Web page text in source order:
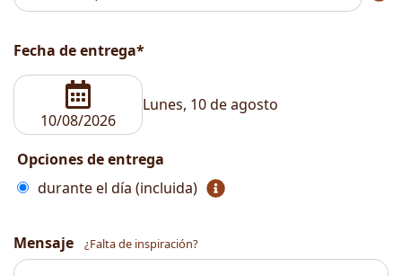
Fecha de entrega*
Lunes, 10 de agosto
Opciones de entrega
durante el día (incluida)
Mensaje ¿Falta de inspiración?